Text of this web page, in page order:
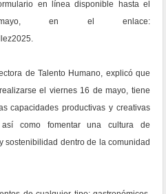
en línea disponible hasta el
en el enlace:
de Talento Humano, explicó que
el viernes 16 de mayo, tiene
capacidades productivas y creativas
como fomentar una cultura de
sostenibilidad dentro de la comunidad